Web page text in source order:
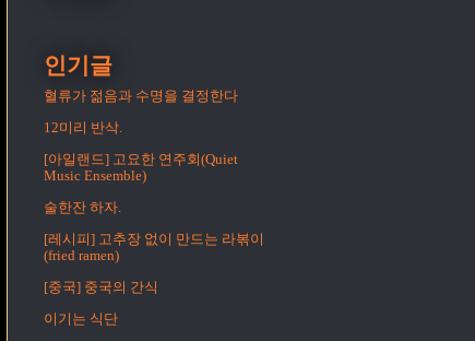
인기글
혈류가 젊음과 수명을 결정한다
12미리 반삭.
[아일랜드] 고요한 연주회(Quiet
Music Ensemble)
술한잔 하자.
[레시피] 고추장 없이 만드는 라볶이
(fried ramen)
[중국] 중국의 간식
이기는 식단